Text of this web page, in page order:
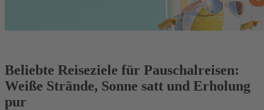
Beliebte Reiseziele für Pauschalreisen:
Weiße Strände, Sonne satt und Erholung
pur